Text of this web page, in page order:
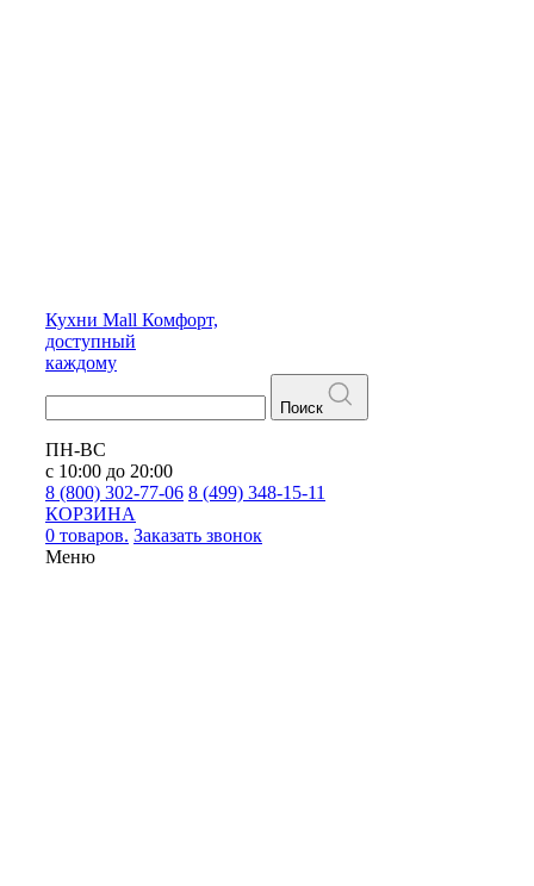
Кухни Mall Комфорт,
доступный
каждому
Поиск
ПН-ВС
с 10:00 до 20:00
8 (800) 302-77-06 8 (499) 348-15-11
КОРЗИНА
0 товаров. Заказать звонок
Меню